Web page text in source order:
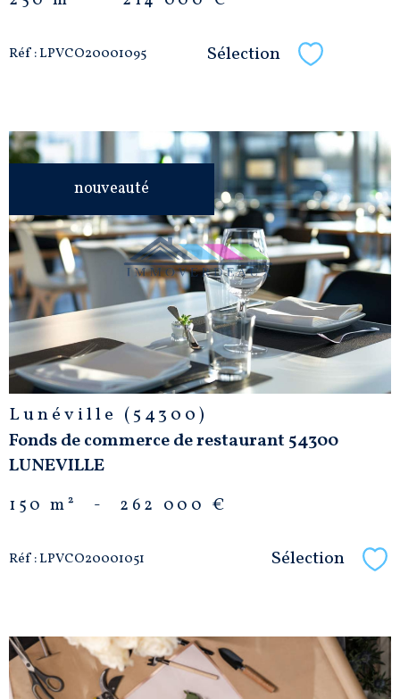
Réf : LPVCO20001095 Sélection
nouveauté
VOIR LE
BIEN
Lunéville (54300)
Fonds de commerce de restaurant 54300
LUNEVILLE
150 m² - 262 000 €
Réf : LPVCO20001051 Sélection